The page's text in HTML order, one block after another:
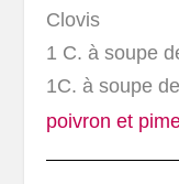
Clovis
1 C. à soupe
1C. à soupe
poivron et